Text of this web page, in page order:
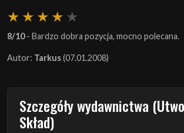
8/10- Bardzo dobra pozycja, mocno polecana.
Autor: Tarkus(07.01.2008)
Szczegóły wydawnictwa
Skład)